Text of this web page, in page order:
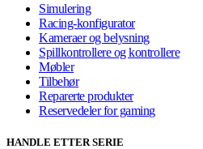
Simulering
Racing-konfigurator
Kameraer og belysning
Spillkontrollere og kontrollere
Møbler
Tilbehør
Reparerte produkter
Reservedeler for gaming
HANDLE ETTER SERIE